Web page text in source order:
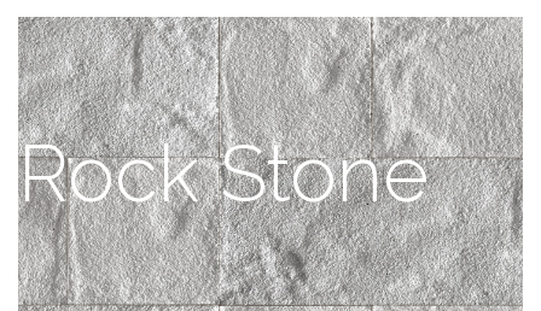
Rock Stone